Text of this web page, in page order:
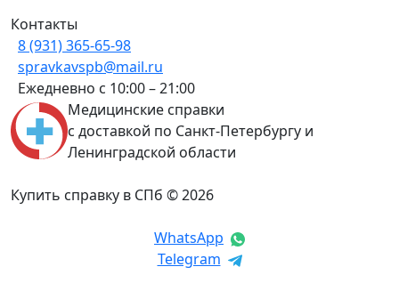
Медицинские справки
с доставкой по Санкт-Петербургу и
Ленинградской области
Купить справку в СПб © 2026
WhatsApp
Telegram
Контакты
8 (931) 365-65-98
spravkavspb@mail.ru
Ежедневно с 10:00 – 21:00